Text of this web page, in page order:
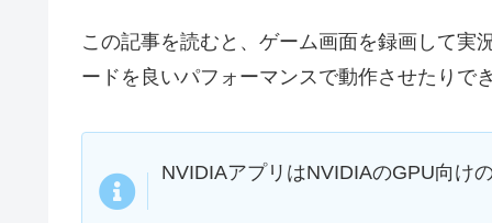
この記事を読むと、ゲーム画面を録画して実
ードを良いパフォーマンスで動作させたりで
NVIDIAアプリはNVIDIAのGPU向け